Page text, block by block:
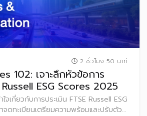
2 ชั่วโมง 50 นาที
102: เจาะลึกหัวข้อการ
Russell ESG Scores 2025
ใจเกี่ยวกับการประเมิน FTSE Russell ESG
จดทะเบียนเตรียมความพร้อมและปรับตัว